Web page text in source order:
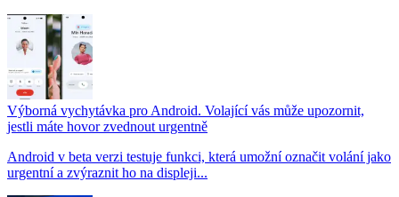
Výborná vychytávka pro Android. Volající vás může upozornit,
jestli máte hovor zvednout urgentně
Android v beta verzi testuje funkci, která umožní označit volání jako
urgentní a zvýraznit ho na displeji...